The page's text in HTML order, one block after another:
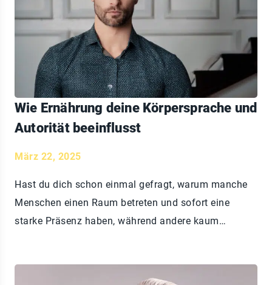
Wie Ernährung deine Körpersprache und
Autorität beeinflusst
März 22, 2025
Hast du dich schon einmal gefragt, warum manche
Menschen einen Raum betreten und sofort eine
starke Präsenz haben, während andere kaum…